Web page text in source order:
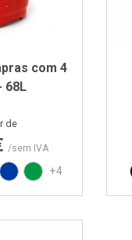
com 4
68L
de
/sem IVA
RAL3020
PAN 299C
Azul PAN 293C
Verde PAN 347C
+4